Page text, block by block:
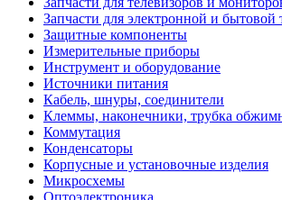
Запчасти для электронной и бытовой
Защитные компоненты
Измерительные приборы
Инструмент и оборудование
Источники питания
Кабель, шнуры, соединители
Клеммы, наконечники, трубка
Коммутация
Конденсаторы
Корпусные и установочные изделия
Микросхемы
Оптоэлектроника